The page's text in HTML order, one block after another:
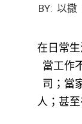
2024-
19
BY: 以撒
在日常
當工作
司；當
人；甚